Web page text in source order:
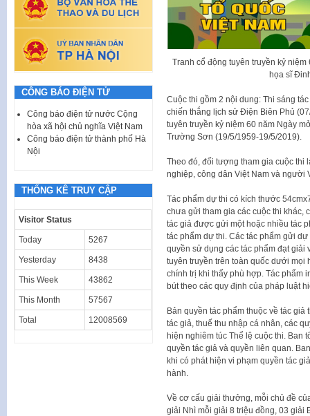
Tranh cổ động tuyên truyền kỷ
họa sĩ
Cuộc thi gồm 2 nội dung: Thi sáng
chiến thắng lịch sử Điện Biên Phủ
tuyên truyền kỷ niệm 60 năm Ngày
Trường Sơn (19/5/1959-19/5/2019).
Theo đó, đối tượng tham gia cuộc thi
nghiệp, công dân Việt Nam và người
Tác phẩm dự thi có kích thước
chưa gửi tham gia các cuộc thi
tác giả được gửi một hoặc nhiều tác
tác phẩm dự thi. Các tác phẩm gửi
quyền sử dụng các tác phẩm đạt giải
tuyên truyền trên toàn quốc dưới mọi
chính trị khi thấy phù hợp. Tác phẩm
bút theo các quy định của pháp luật
Bản quyền tác phẩm thuộc về tác
tác giả, thuế thu nhập cá nhân, các
hiện nghiêm túc Thể lệ cuộc thi. Ban
quyền tác giả và quyền liên quan.
khi có phát hiện vi phạm quyền tác
hành.
Về cơ cấu giải thưởng, mỗi chủ đề
giải Nhì mỗi giải 8 triệu đồng, 03 giải
CÔNG BÁO ĐIỆN TỬ
Công báo điện tử nước Cộng
hòa xã hội chủ nghĩa Việt Nam
Công báo điện tử thành phố Hà
Nội
THỐNG KÊ TRUY CẬP
Visitor Status
Today 5267
Yesterday 8438
This Week 43862
This Month 57567
Total 12008569